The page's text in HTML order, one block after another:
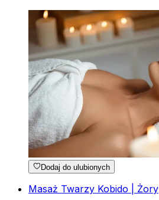
Dodaj do ulubionych
Masaż Twarzy Kobido | Żory